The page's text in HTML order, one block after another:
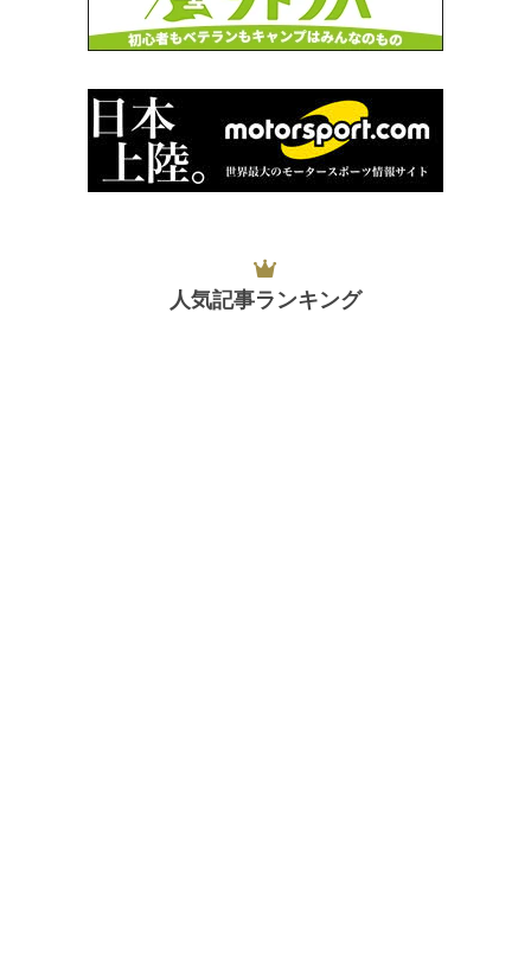
人気記事ランキング